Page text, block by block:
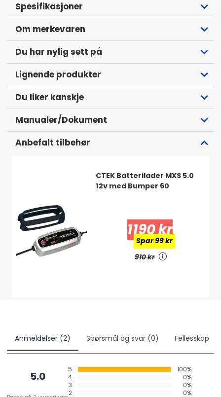
Specifikationer
Dubbel cycklingslivslängd jämfört med vanliga
batterier.
Hög vibrationstålighet
Bättre tålighet mot djupurladdningar
Underhållsfritt, tack vare en rekombinationsteknik
Banner- är kvalitetsbatterier från Österrike som
producerats sedan 1968
Batteri: 12volt
105Ah
950A
Spesifikasjoner
Om merkevaren
Du har nylig sett på
Lignende produkter
Du liker kanskje
Manualer/Dokument
Anbefalt tilbehør
CTEK Batterilader MXS 5.0
12v med Bumper 60
1190 kr
Spar 99 kr
910 kr
Anmeldelser (2) Spørsmål og svar (0) Fellesskap
5.0
5
100%
4
0%
3
0%
2
0%